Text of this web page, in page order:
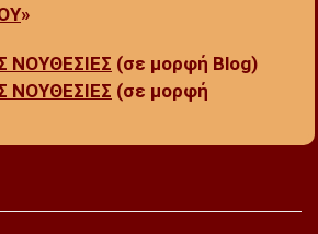
»
ΝΟΥΘΕΣΙΕΣ (σε μορφή Blog)
ΝΟΥΘΕΣΙΕΣ (σε μορφή